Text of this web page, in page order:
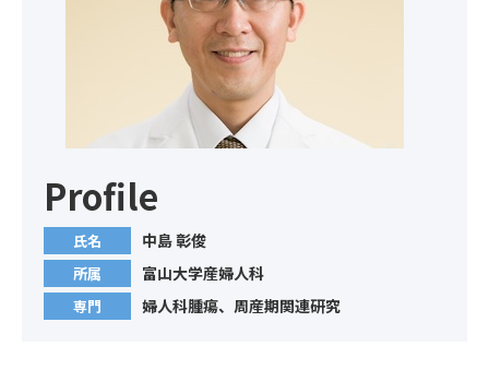
Profile
氏名 中島 彰俊
所属 富山大学産婦人科
専門 婦人科腫瘍、周産期関連研究